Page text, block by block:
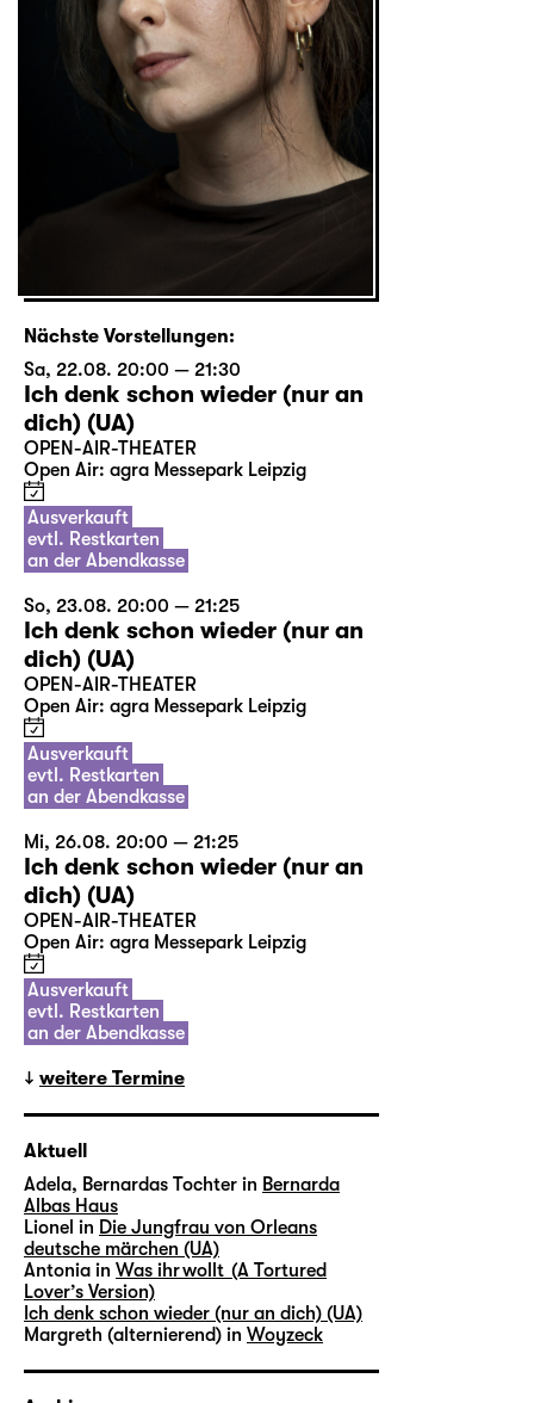
Nächste Vorstellungen:
Sa, 22.08. 20:00 — 21:30
Ich denk schon wieder (nur an
dich) (UA)
OPEN-AIR-THEATER
Open Air: agra Messepark Leipzig
Ausverkauft
evtl. Restkarten
an der Abendkasse
So, 23.08. 20:00 — 21:25
Ich denk schon wieder (nur an
dich) (UA)
OPEN-AIR-THEATER
Open Air: agra Messepark Leipzig
Ausverkauft
evtl. Restkarten
an der Abendkasse
Mi, 26.08. 20:00 — 21:25
Ich denk schon wieder (nur an
dich) (UA)
OPEN-AIR-THEATER
Open Air: agra Messepark Leipzig
Ausverkauft
evtl. Restkarten
an der Abendkasse
weitere Termine
Aktuell
Adela, Bernardas Tochter in Bernarda
Albas Haus
Lionel in Die Jungfrau von Orleans
deutsche märchen (UA)
Antonia in Was ihr wollt (A Tortured
Lover’s Version)
Ich denk schon wieder (nur an dich) (UA)
Margreth (alternierend) in Woyzeck